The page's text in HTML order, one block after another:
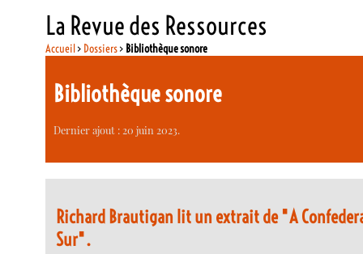
La Revue des Ressources
Accueil> Dossiers> Bibliothèque sonore
Bibliothèque sonore
Dernier ajout : 20 juin 2023.
Richard Brautigan lit un extrait de "A
Sur".